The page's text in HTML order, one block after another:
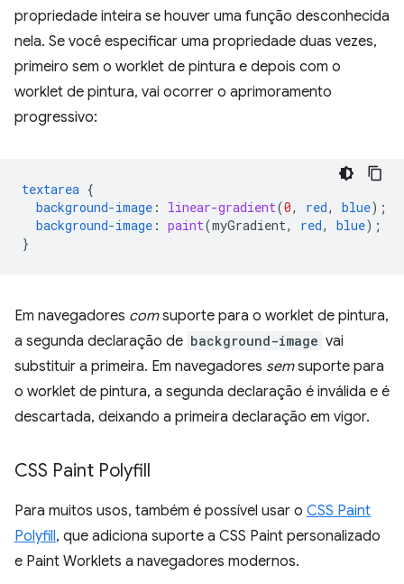
propriedade inteira se houver uma função desconhecida
nela. Se você especificar uma propriedade duas vezes,
primeiro sem o worklet de pintura e depois com o
worklet de pintura, vai ocorrer o aprimoramento
progressivo:
textarea {
background-image : linear-gradient(0, red, blue);
background-image : paint(myGradient, red, blue);
}
Em navegadores comsuporte para o worklet de pintura,
a segunda declaração de background-image vai
substituir a primeira. Em navegadores semsuporte para
o worklet de pintura, a segunda declaração é inválida e é
descartada, deixando a primeira declaração em vigor.
CSS Paint Polyfill
Para muitos usos, também é possível usar o CSS Paint
Polyfill, que adiciona suporte a CSS Paint personalizado
e Paint Worklets a navegadores modernos.